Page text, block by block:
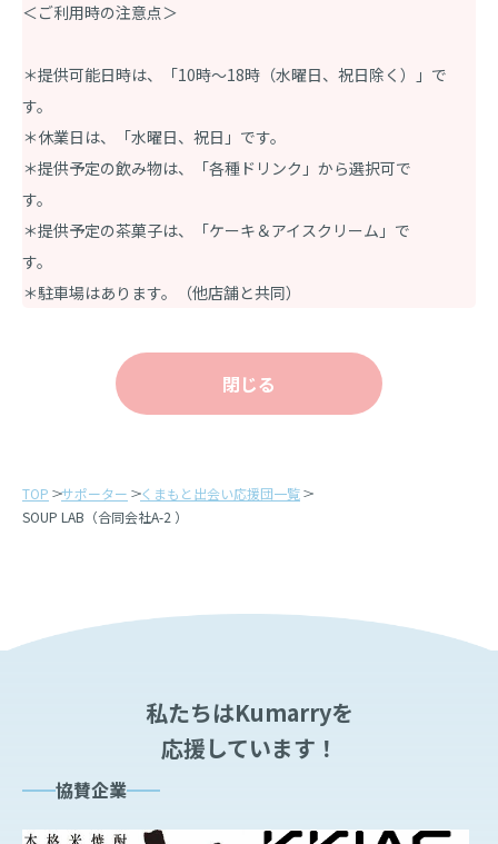
＜ご利用時の注意点＞
＊提供可能日時は、「10時～18時（水曜日、祝日除く）」で
す。
＊休業日は、「水曜日、祝日」です。
＊提供予定の飲み物は、「各種ドリンク」から選択可で
す。
＊提供予定の茶菓子は、「ケーキ＆アイスクリーム」で
す。
＊駐車場はあります。（他店舗と共同）
閉じる
TOP サポーター
くまもと出会い応援団一覧
SOUP LAB（合同会社A-2 ）
私たちはKumarryを
応援しています！
協賛企業